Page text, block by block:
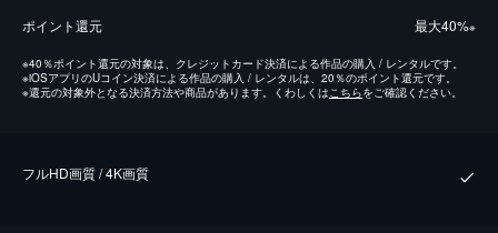
ポイント還元 最⼤40%※
※40％ポイント還元の対象は、クレジットカード決済による作品の購入 / レンタルです。
※iOSアプリのUコイン決済による作品の購入 / レンタルは、20％のポイント還元です。
※還元の対象外となる決済方法や商品があります。くわしくはこちらをご確認ください。
フルHD画質 / 4K画質